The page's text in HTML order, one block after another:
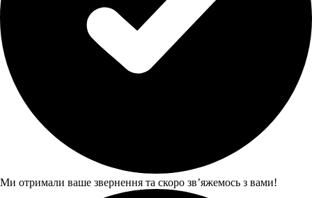
Ми отримали ваше звернення та скоро звʼяжемось з вами!